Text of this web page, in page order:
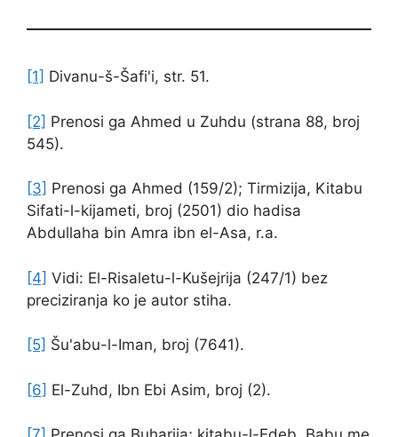
[1] Divanu-š-Šafi'i, str. 51.
[2] Prenosi ga Ahmed u Zuhdu (strana 88, broj
545).
[3] Prenosi ga Ahmed (159/2); Tirmizija, Kitabu
Sifati-l-kijameti, broj (2501) dio hadisa
Abdullaha bin Amra ibn el-Asa, r.a.
[4] Vidi: El-Risaletu-l-Kušejrija (247/1) bez
preciziranja ko je autor stiha.
[5] Šu'abu-l-Iman, broj (7641).
[6] El-Zuhd, Ibn Ebi Asim, broj (2).